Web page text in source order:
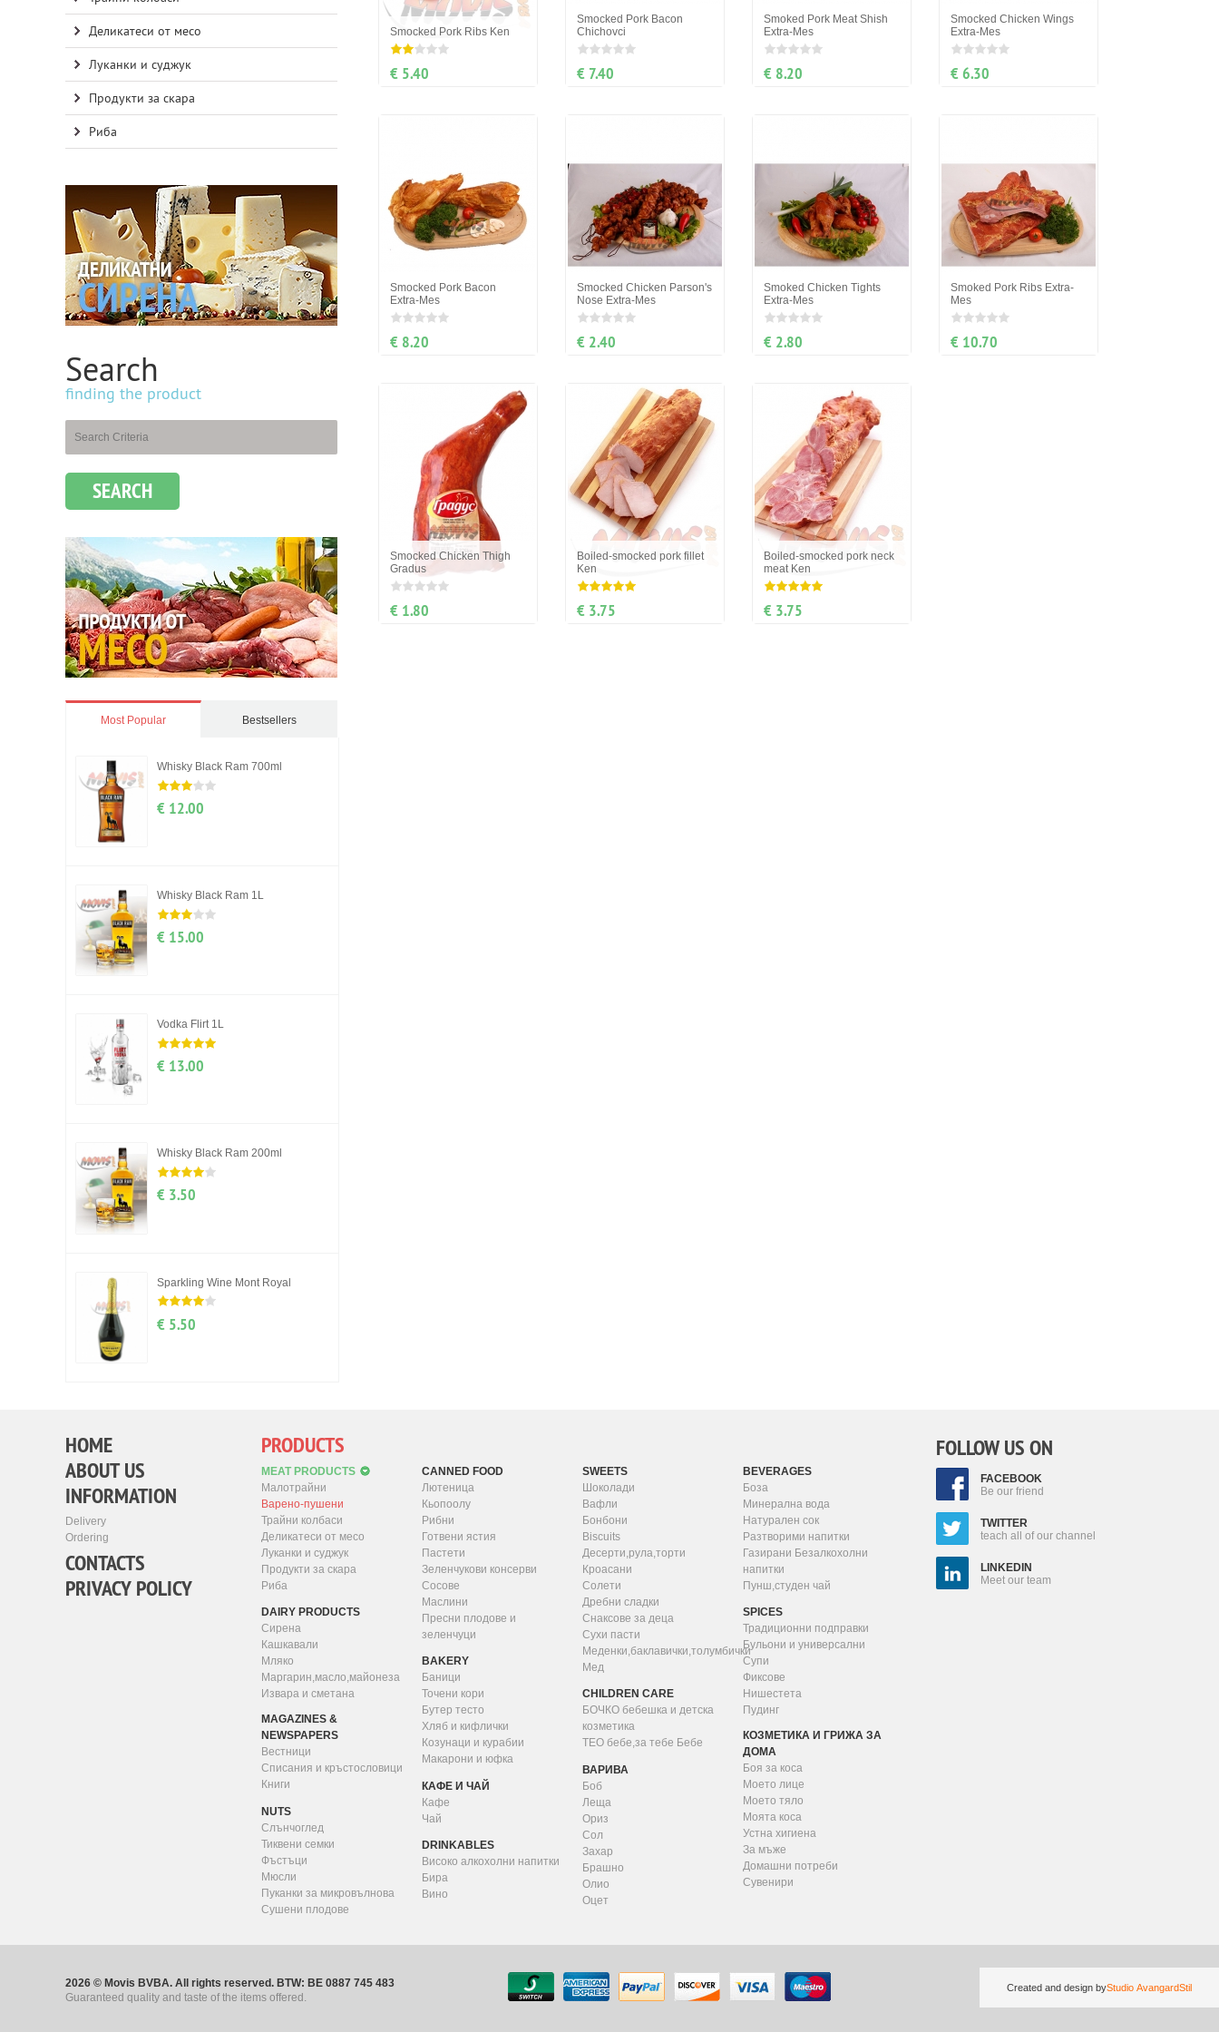
Деликатеси от месо
Луканки и суджук
Продукти за скара
Риба
Search
finding the product
SEARCH
Most Popular Bestsellers
Whisky Black Ram 700ml
€ 12.00
Whisky Black Ram 1L
€ 15.00
Vodka Flirt 1L
€ 13.00
Whisky Black Ram 200ml
€ 3.50
Sparkling Wine Mont Royal
€ 5.50
Smocked Pork Ribs Ken
€ 5.40
Smocked Pork Bacon
Chichovci
€ 7.40
Smoked Pork Meat Shish
Extra-Mes
€ 8.20
Smocked Chicken Wings
Extra-Mes
€ 6.30
Smocked Pork Bacon
Extra-Mes
€ 8.20
Smocked Chicken Parson's
Nose Extra-Mes
€ 2.40
Smoked Chicken Tights
Extra-Mes
€ 2.80
Smoked Pork Ribs Extra-
Mes
€ 10.70
Smocked Chicken Thigh
Gradus
€ 1.80
Boiled-smocked pork fillet
Ken
€ 3.75
Boiled-smocked pork neck
meat Ken
€ 3.75
HOME
ABOUT US
INFORMATION
Delivery
Ordering
CONTACTS
PRIVACY POLICY
PRODUCTS
MEAT PRODUCTS
Малотрайни
Варено-пушени
Трайни колбаси
Деликатеси от месо
Луканки и суджук
Продукти за скара
Риба
DAIRY PRODUCTS
Сирена
Кашкавали
Мляко
Маргарин,масло,майонеза
Извара и сметана
MAGAZINES &
NEWSPAPERS
Вестници
Списания и кръстословици
Книги
NUTS
Слънчоглед
Тиквени семки
Фъстъци
Мюсли
Пуканки за микровълнова
Сушени плодове
CANNED FOOD
Лютеница
Кьопоолу
Рибни
Готвени ястия
Пастети
Зеленчукови консерви
Сосове
Маслини
Пресни плодове и
зеленчуци
BAKERY
Баници
Точени кори
Бутер тесто
Хляб и кифлички
Козунаци и курабии
Макарони и юфка
КАФЕ И ЧАЙ
Кафе
Чай
DRINKABLES
Високо алкохолни напитки
Бира
Вино
SWEETS
Шоколади
Вафли
Бонбони
Biscuits
Десерти,рула,торти
Кроасани
Солети
Дребни сладки
Снаксове за деца
Сухи пасти
Меденки,баклавички,толумбички
Мед
CHILDREN CARE
БОЧКО бебешка и детска
козметика
ТЕО бебе,за тебе Бебе
ВАРИВА
Боб
Леща
Ориз
Сол
Захар
Брашно
Олио
Оцет
BEVERAGES
Боза
Минерална вода
Натурален сок
Разтворими напитки
Газирани Безалкохолни
напитки
Пунш,студен чай
SPICES
Традиционни подправки
Бульони и универсални
Супи
Фиксове
Нишестета
Пудинг
КОЗМЕТИКА И ГРИЖА ЗА
ДОМА
Боя за коса
Моето лице
Моето тяло
Моята коса
Устна хигиена
За мъже
Домашни потреби
Сувенири
FOLLOW US ON
FACEBOOK
Be our friend
TWITTER
teach all of our channel
LINKEDIN
Meet our team
2026 © Movis BVBA. All rights reserved. BTW: BE 0887 745 483
Guaranteed quality and taste of the items offered.
Created and design byStudio AvangardStil